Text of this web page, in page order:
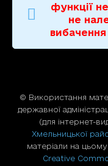
функції
не
© Використання
державної
(для iнтернет-
Хмельницької
матеріали на цьому
Creative